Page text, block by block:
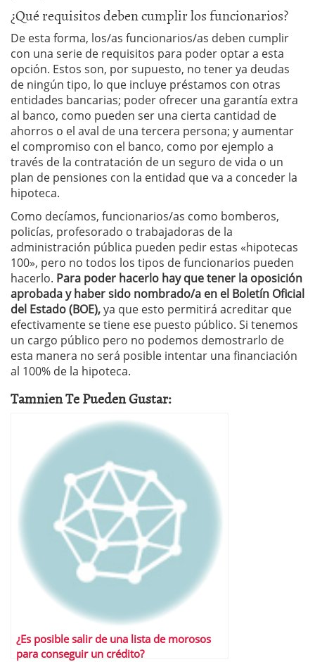
¿Qué requisitos deben cumplir los funcionarios?
De esta forma, los/as funcionarios/as deben cumplir
con una serie de requisitos para poder optar a esta
opción. Estos son, por supuesto, no tener ya deudas
de ningún tipo, lo que incluye préstamos con otras
entidades bancarias; poder ofrecer una garantía extra
al banco, como pueden ser una cierta cantidad de
ahorros o el aval de una tercera persona; y aumentar
el compromiso con el banco, como por ejemplo a
través de la contratación de un seguro de vida o un
plan de pensiones con la entidad que va a conceder la
hipoteca.
Como decíamos, funcionarios/as como bomberos,
policías, profesorado o trabajadoras de la
administración pública pueden pedir estas «hipotecas
100», pero no todos los tipos de funcionarios pueden
hacerlo. Para poder hacerlo hay que tener la oposición
aprobada y haber sido nombrado/a en el Boletín Oficial
del Estado (BOE),ya que esto permitirá acreditar que
efectivamente se tiene ese puesto público. Si tenemos
un cargo público pero no podemos demostrarlo de
esta manera no será posible intentar una financiación
al 100% de la hipoteca.
Tamnien Te Pueden Gustar:
¿Es posible salir de una lista de morosos
para conseguir un crédito?